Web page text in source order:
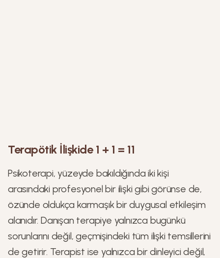
Terapötik İlişkide 1 + 1 = 11
Psikoterapi, yüzeyde bakıldığında iki kişi
arasındaki profesyonel bir ilişki gibi görünse de,
özünde oldukça karmaşık bir duygusal etkileşim
alanıdır. Danışan terapiye yalnızca bugünkü
sorunlarını değil, geçmişindeki tüm ilişki temsillerini
de getirir. Terapist ise yalnızca bir dinleyici değil,